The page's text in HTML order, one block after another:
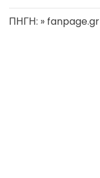
ΠΗΓΗ: » fanpage.gr